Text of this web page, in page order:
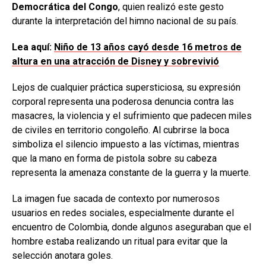
Democrática del Congo, quien realizó este gesto
durante la interpretación del himno nacional de su país.
Lea aquí: Niño de 13 años cayó desde 16 metros de
altura en una atracción de Disney y sobrevivió
Lejos de cualquier práctica supersticiosa, su expresión
corporal representa una poderosa denuncia contra las
masacres, la violencia y el sufrimiento que padecen miles
de civiles en territorio congoleño. Al cubrirse la boca
simboliza el silencio impuesto a las víctimas, mientras
que la mano en forma de pistola sobre su cabeza
representa la amenaza constante de la guerra y la muerte.
La imagen fue sacada de contexto por numerosos
usuarios en redes sociales, especialmente durante el
encuentro de Colombia, donde algunos aseguraban que el
hombre estaba realizando un ritual para evitar que la
selección anotara goles.